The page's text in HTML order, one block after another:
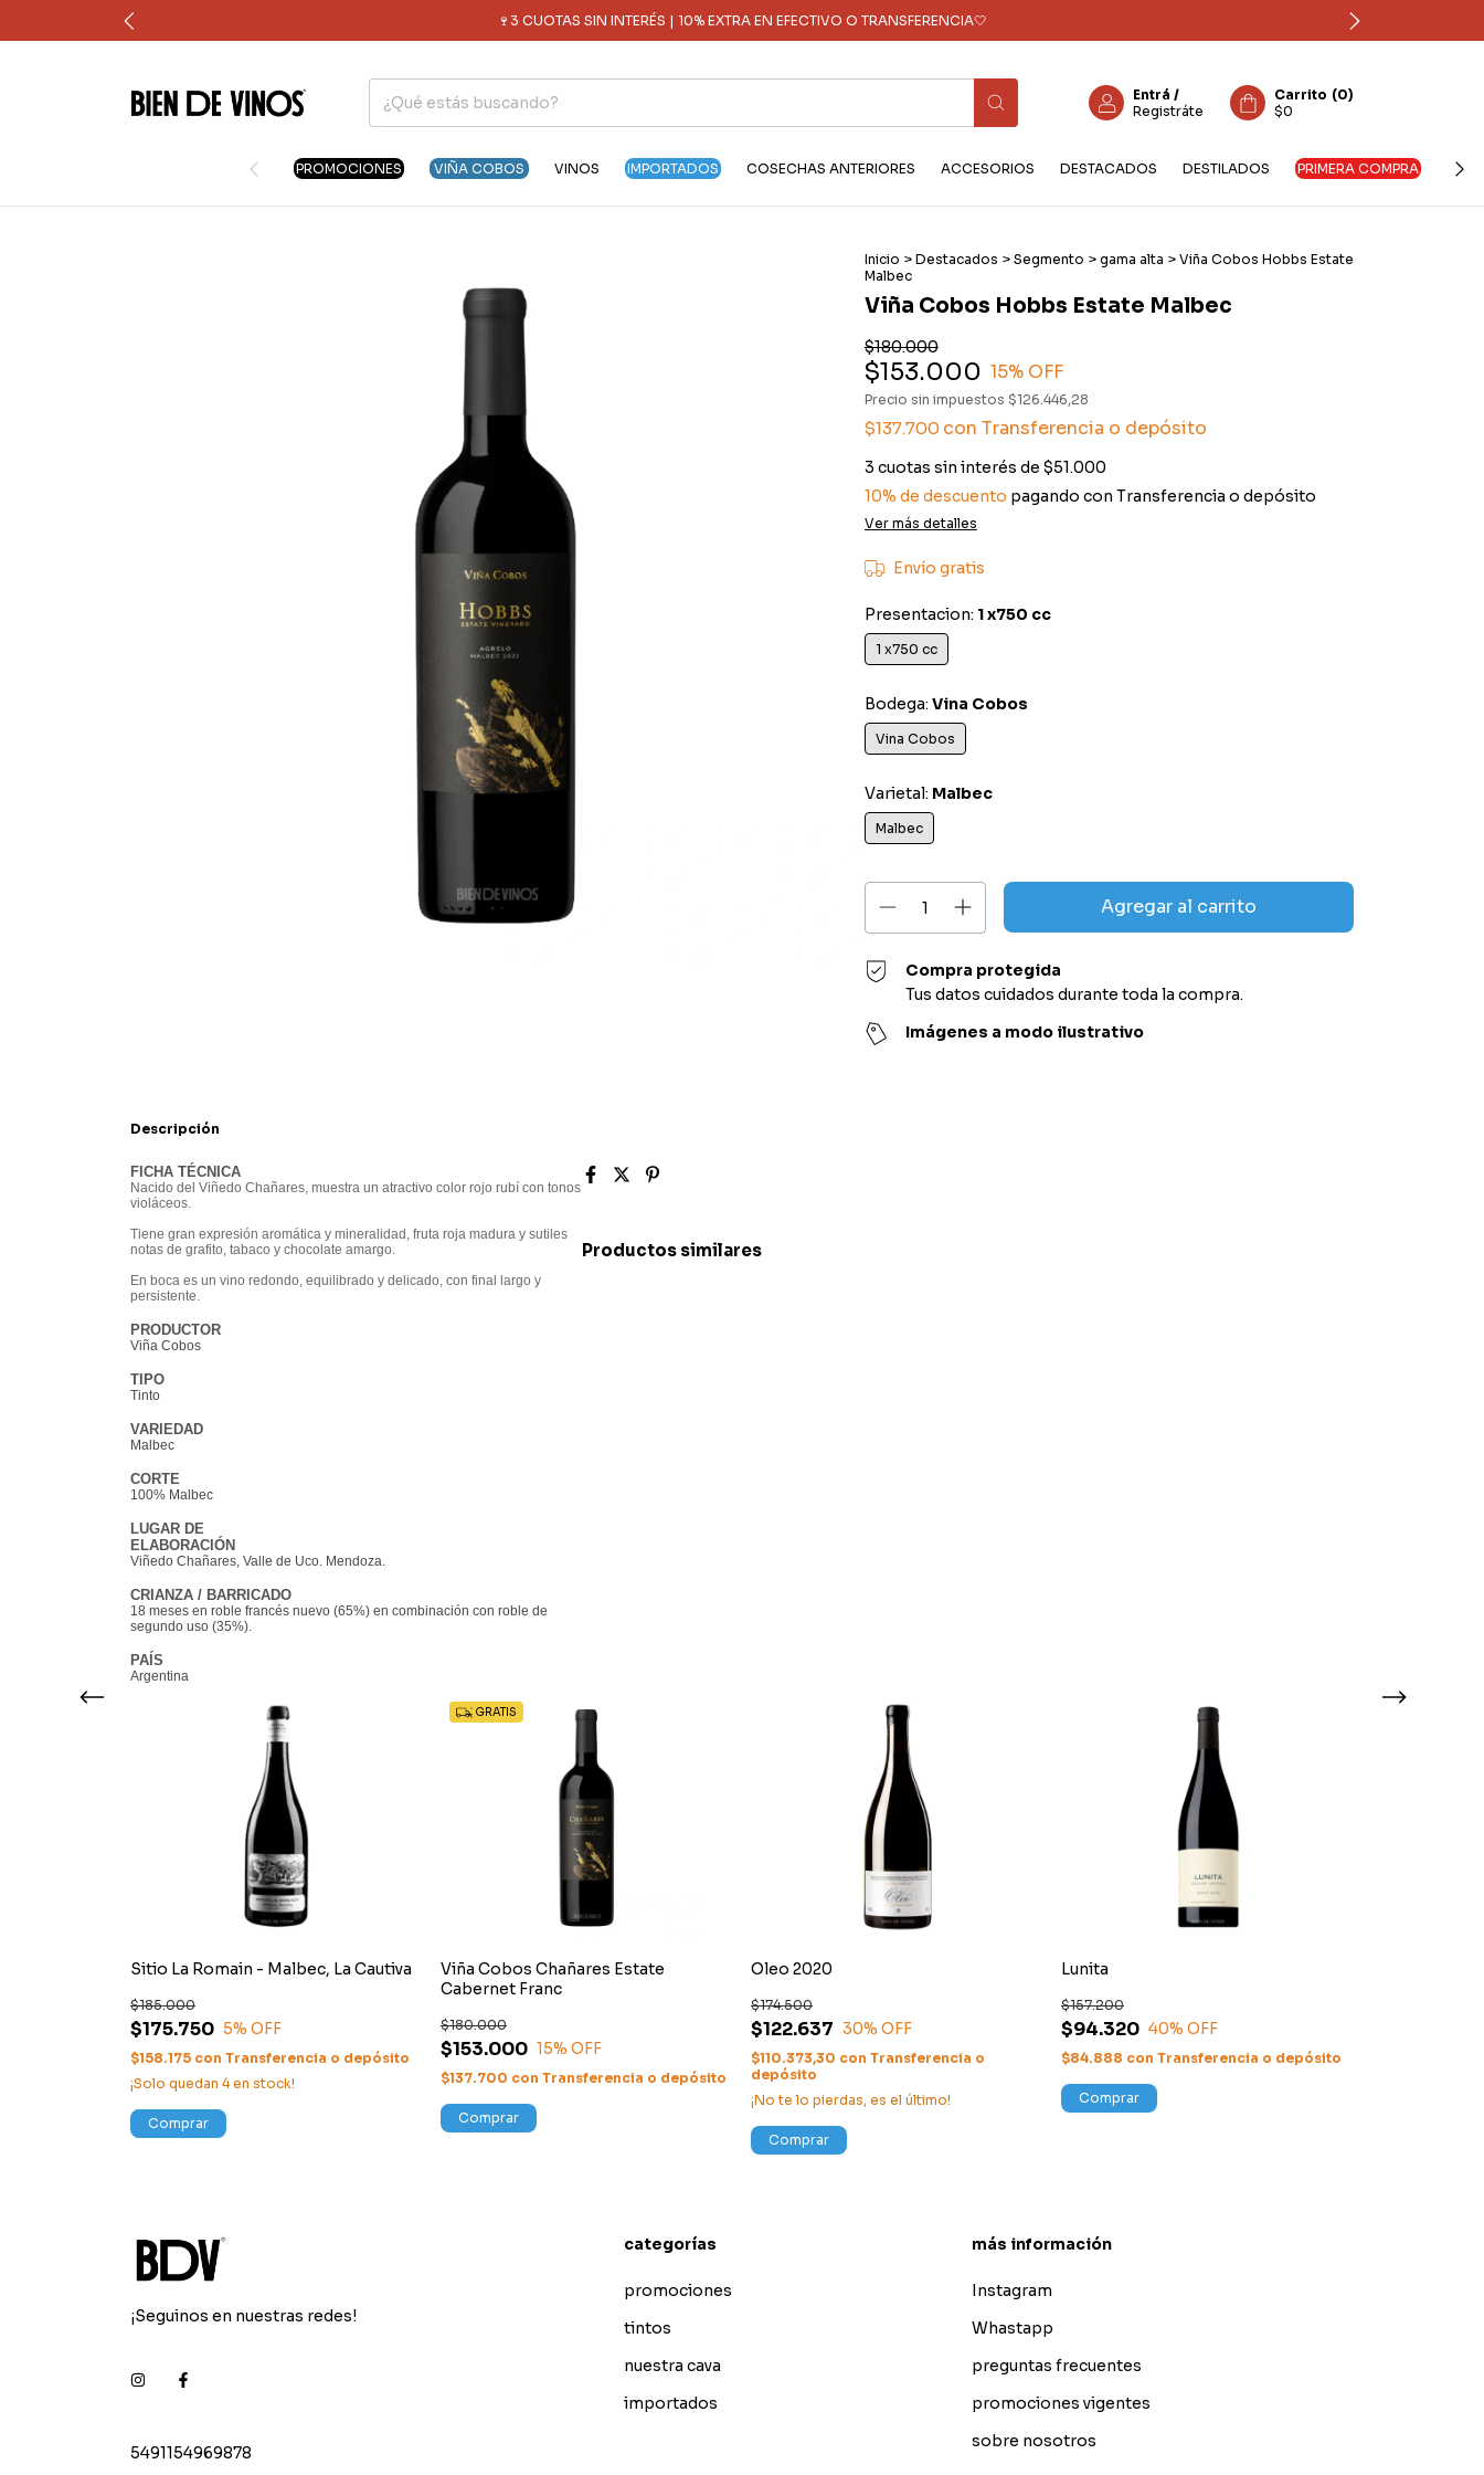
🍷3 CUOTAS SIN INTERÉS | 10% EXTRA EN EFECTIVO O TRANSFERENCIA🤍
Entrá /
Registráte
Carrito (0)
$0
PROMOCIONES VIÑA COBOS VINOS IMPORTADOS COSECHAS ANTERIORES ACCESORIOS DESTACADOS DESTILADOS PRIMERA COMPRA
Inicio > Destacados > Segmento > gama alta > Viña Cobos Hobbs Estate
Malbec
Viña Cobos Hobbs Estate Malbec
$180.000
$153.000 15% OFF
Precio sin impuestos $126.446,28
$137.700 con Transferencia o depósito
3 cuotas sin interés de $51.000
10% de descuento pagando con Transferencia o depósito
Ver más detalles
Envío gratis
Presentacion: 1 x750 cc
1 x750 cc
Bodega: Vina Cobos
Vina Cobos
Varietal: Malbec
Malbec
Compra protegida
Tus datos cuidados durante toda la compra.
Imágenes a modo ilustrativo
Descripción
FICHA TÉCNICA
Nacido del Viñedo Chañares, muestra un atractivo color rojo rubí con tonos
violáceos.
Tiene gran expresión aromática y mineralidad, fruta roja madura y sutiles
notas de grafito, tabaco y chocolate amargo.
En boca es un vino redondo, equilibrado y delicado, con final largo y
persistente.
PRODUCTOR
Viña Cobos
TIPO
Tinto
VARIEDAD
Malbec
CORTE
100% Malbec
LUGAR DE
ELABORACIÓN
Viñedo Chañares, Valle de Uco. Mendoza.
CRIANZA / BARRICADO
18 meses en roble francés nuevo (65%) en combinación con roble de
segundo uso (35%).
PAÍS
Argentina
Productos similares
Sitio La Romain - Malbec, La Cautiva
$175.750
$185.000
5% OFF
$158.175 con Transferencia o depósito
¡Solo quedan 4en stock!
Comprar
GRATIS
Viña Cobos Chañares Estate
Cabernet Franc
$153.000
$180.000
15% OFF
$137.700 con Transferencia o depósito
Comprar
Oleo 2020
$122.637
$174.500
30% OFF
$110.373,30 con Transferencia o
depósito
¡No te lo pierdas, es el último!
Comprar
Lunita
$94.320
$157.200
40% OFF
$84.888 con Transferencia o depósito
Comprar
¡Seguinos en nuestras redes!
5491154969878
categorías
promociones
tintos
nuestra cava
importados
más información
Instagram
Whastapp
preguntas frecuentes
promociones vigentes
sobre nosotros